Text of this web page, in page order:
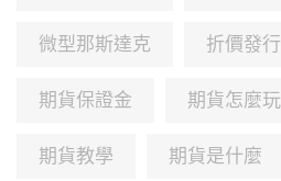
微型那斯達克 折價發行
期貨保證金 期貨怎麼玩
期貨教學 期貨是什麼